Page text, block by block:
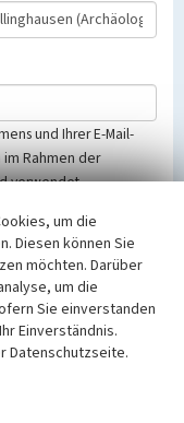
und Ihrer E-Mail-
im Rahmen der
verwendet.
der Vorschriften des
NRW und der seit
bitte unsere
um die
Diesen können Sie
möchten. Darüber
um die
Sie einverstanden
Einverständnis.
Datenschutzseite.